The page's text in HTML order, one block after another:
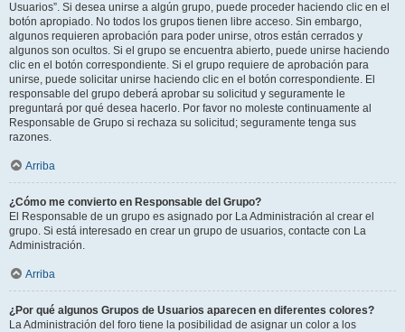
Usuarios”. Si desea unirse a algún grupo, puede proceder haciendo clic en el
botón apropiado. No todos los grupos tienen libre acceso. Sin embargo,
algunos requieren aprobación para poder unirse, otros están cerrados y
algunos son ocultos. Si el grupo se encuentra abierto, puede unirse haciendo
clic en el botón correspondiente. Si el grupo requiere de aprobación para
unirse, puede solicitar unirse haciendo clic en el botón correspondiente. El
responsable del grupo deberá aprobar su solicitud y seguramente le
preguntará por qué desea hacerlo. Por favor no moleste continuamente al
Responsable de Grupo si rechaza su solicitud; seguramente tenga sus
razones.
Arriba
¿Cómo me convierto en Responsable del Grupo?
El Responsable de un grupo es asignado por La Administración al crear el
grupo. Si está interesado en crear un grupo de usuarios, contacte con La
Administración.
Arriba
¿Por qué algunos Grupos de Usuarios aparecen en diferentes colores?
La Administración del foro tiene la posibilidad de asignar un color a los